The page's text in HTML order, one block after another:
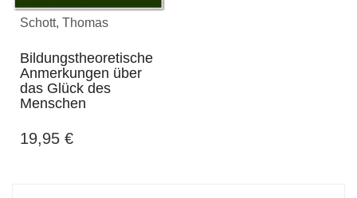
Schott, Thomas
Bildungstheoretische
Anmerkungen über
das Glück des
Menschen
19,95 €